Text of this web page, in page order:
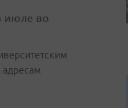
июле во
адресам